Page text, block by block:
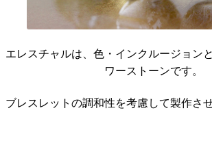
エレスチャルは、色・インクルージョン
ワーストーンです。
ブレスレットの調和性を考慮して製作さ